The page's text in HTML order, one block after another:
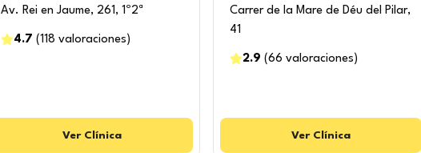
Av. Rei en Jaume, 261, 1º2ª
4.7 (118 valoraciones )
Ver Clínica
Carrer de la Mare de Déu del Pilar,
41
2.9 (66 valoraciones )
Ver Clínica